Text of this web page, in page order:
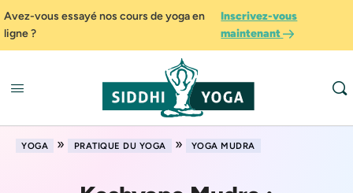
Avez-vous essayé nos cours de yoga en
ligne ?
Inscrivez-vous
maintenant
YOGA » PRATIQUE DU YOGA » YOGA MUDRA